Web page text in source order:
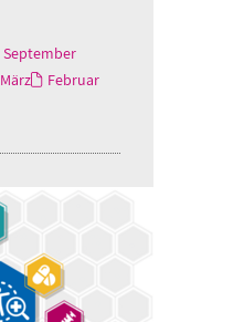
September
März
Februar